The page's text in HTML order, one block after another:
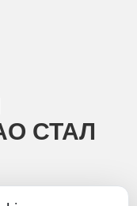
СТАЛ